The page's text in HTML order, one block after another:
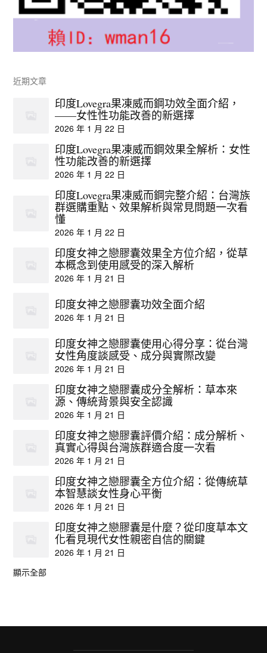
近期文章
印度Lovegra果凍威而鋼功效全面介紹，
——女性性功能改善的新選擇
2026 年 1 月 22 日
印度Lovegra果凍威而鋼效果全解析：女性
性功能改善的新選擇
2026 年 1 月 22 日
印度Lovegra果凍威而鋼完整介紹：台灣族
群選購重點、效果解析與常見問題一次看
懂
2026 年 1 月 22 日
印度女神之戀膠囊效果全方位介紹，從草
本概念到使用感受的深入解析
2026 年 1 月 21 日
印度女神之戀膠囊功效全面介紹
2026 年 1 月 21 日
印度女神之戀膠囊使用心得分享：從台灣
女性角度談感受、成分與實際改變
2026 年 1 月 21 日
印度女神之戀膠囊成分全解析：草本來
源、傳統背景與安全認識
2026 年 1 月 21 日
印度女神之戀膠囊評價介紹：成分解析、
真實心得與台灣族群適合度一次看
2026 年 1 月 21 日
印度女神之戀膠囊全方位介紹：從傳統草
本智慧談女性身心平衡
2026 年 1 月 21 日
印度女神之戀膠囊是什麼？從印度草本文
化看見現代女性親密自信的關鍵
2026 年 1 月 21 日
顯示全部